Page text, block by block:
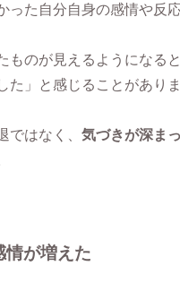
った自分自身の感情や反
ものが見えるようになると
た」と感じることがありま
ではなく、 気づきが深ま
情が増えた